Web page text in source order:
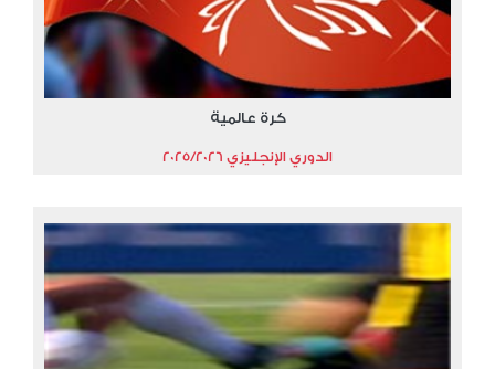
كرة عالمية
الدوري الإنجليزي 2025/2026